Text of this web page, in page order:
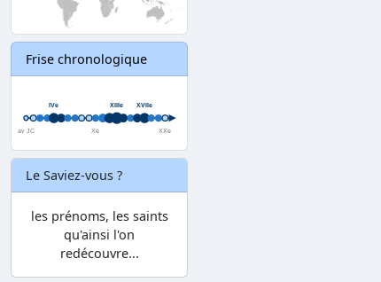
Frise chronologique
Le Saviez-vous ?
les prénoms, les saints
qu'ainsi l'on
redécouvre...